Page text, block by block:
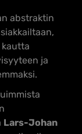
abstraktin
kautta
ja
Lars-Johan